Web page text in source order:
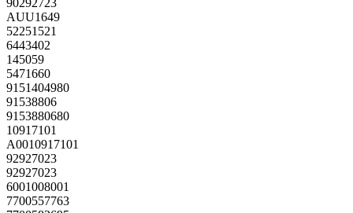
AUU1649
52251521
6443402
145059
5471660
9151404980
91538806
9153880680
10917101
A0010917101
92927023
92927023
6001008001
7700557763